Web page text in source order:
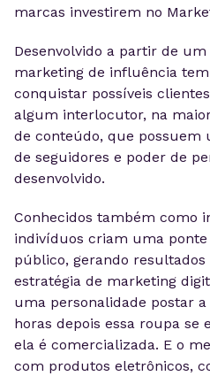
marcas investirem no
Desenvolvido a partir de
marketing de influência
conquistar possíveis
algum interlocutor, na
de conteúdo, que possuem
de seguidores e poder de
desenvolvido.
Conhecidos também como
indivíduos criam uma
público, gerando resultados
estratégia de marketing
uma personalidade postar a
horas depois essa roupa se
ela é comercializada. E o
com produtos eletrônicos,